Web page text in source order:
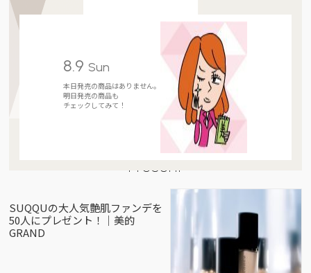
8.9 Sun
本日発売の商品はありません。
明日発売の商品も
チェックしてみて！
Present
SUQQUの大人気艶肌ファンデを
50人にプレゼント！｜美的
GRAND